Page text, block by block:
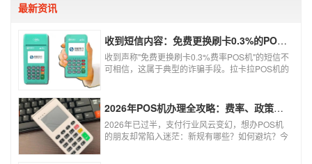
最新资讯
收到短信内容：免费更换刷卡0.3%的POS机，可以相信吗？
收到声称"免费更换刷卡0.3%费率POS机"的短信不
可相信，这属于典型的诈骗手段。拉卡拉POS机的
风险。以下结合权威信息分析原因及应对建议：2026年POS机办理全攻略：费率、政策、避坑一篇讲清
2026年已过半，支付行业风云变幻，想办POS机
的朋友却常陷入迷茫：新规有哪些？如何避坑？今